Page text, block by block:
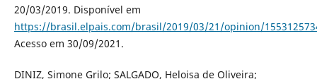
20/03/2019. Disponível em
https://brasil.elpais.com/brasil/2019/03/21/opinion/
Acesso em 30/09/2021.
DINIZ, Simone Grilo; SALGADO, Heloisa de Oliveira;